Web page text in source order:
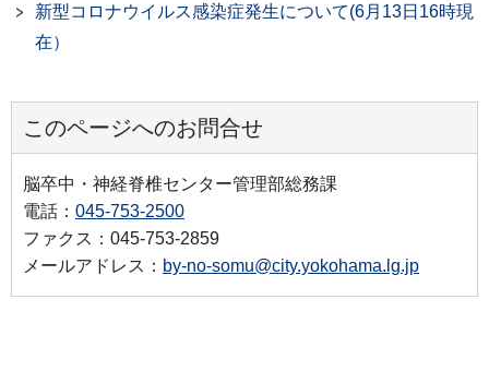
新型コロナウイルス感染症発生について(6月13日16時現
在）
このページへのお問合せ
脳卒中・神経脊椎センター管理部総務課
電話： 045-753-2500
ファクス：045-753-2859
メールアドレス： by-no-somu@city.yokohama.lg.jp